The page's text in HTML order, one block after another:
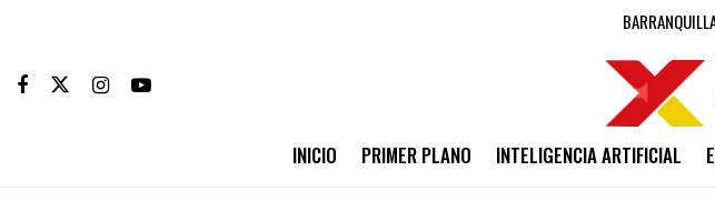
INICIO PRIMER PLANO INTELIGENCIA ARTIFICIAL